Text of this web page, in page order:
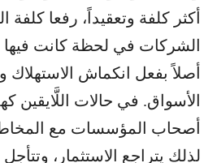
أكثر كلفة وتعقيداً، رفعا كلفة
الشركات في لحظة كانت فيها
أصلاً بفعل انكماش الاستهلاك
الأسواق. في حالات اللَّايقين
أصحاب المؤسسات مع
لذلك يتراجع الاستثمار،